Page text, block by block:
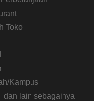
Toko
Kampus
lain sebagainya